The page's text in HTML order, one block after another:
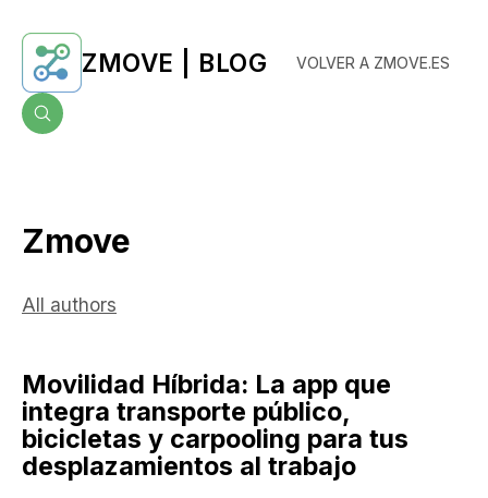
ZMOVE | BLOG VOLVER A ZMOVE.ES
Zmove
All authors
Movilidad Híbrida: La app que
integra transporte público,
bicicletas y carpooling para tus
desplazamientos al trabajo